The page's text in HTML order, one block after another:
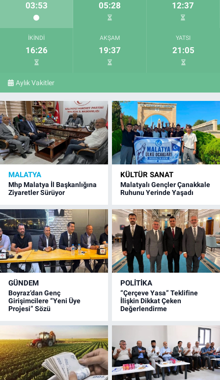
03:53 05:28 12:37
İKINDI
16:26
AKŞAM
19:37
YATSI
21:05
Aylık Vakitler
MALATYA
Mhp Malatya İl Başkanlığına
Ziyaretler Sürüyor
KÜLTÜR SANAT
Malatyalı Gençler Çanakkale
Ruhunu Yerinde Yaşadı
GÜNDEM
Boyraz’dan Genç
Girişimcilere “Yeni Üye
Projesi” Sözü
POLITIKA
“Çerçeve Yasa” Teklifine
İlişkin Dikkat Çeken
Değerlendirme